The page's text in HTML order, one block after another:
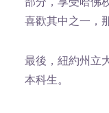
部分，享受哈佛
喜歡其中之一，
最後，紐約州立
本科生。